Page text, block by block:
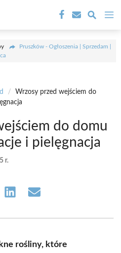
Pruszków - Ogłoszenia | Sprzedam |
/
Wrzosy przed wejściem do
do domu
i pielęgnacja
r.
Share Share
rośliny, które